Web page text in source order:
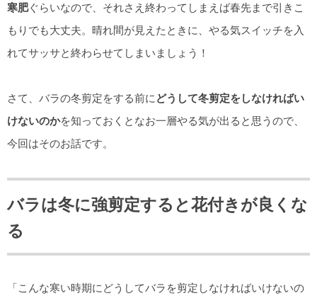
寒肥ぐらいなので、それさえ終わってしまえば春先まで引きこ
もりでも大丈夫。晴れ間が見えたときに、やる気スイッチを入
れてサッサと終わらせてしまいましょう！
さて、バラの冬剪定をする前に どうして冬剪定をしなければい
けないのかを知っておくとなお一層やる気が出ると思うので、
今回はそのお話です。
バラは冬に強剪定すると花付きが良くな
る
「こんな寒い時期にどうしてバラを剪定しなければいけないの